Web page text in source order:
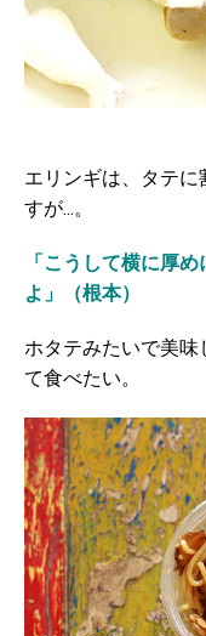
エリンギは、タテ
すが...。
「こうして横に厚
よ」（根本）
ホタテみたいで美味
て食べたい。